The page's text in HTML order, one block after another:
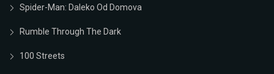
Spider-Man: Daleko Od Domova
Rumble Through The Dark
100 Streets